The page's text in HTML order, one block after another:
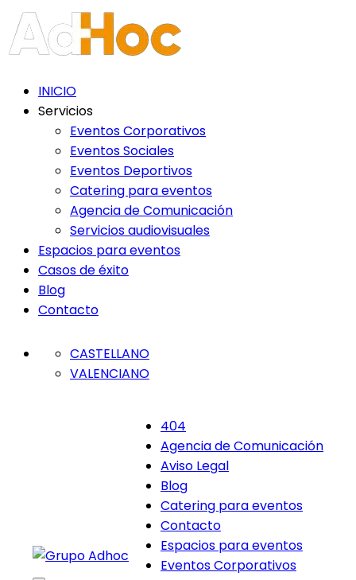
Nota:
este
sitio
incluye
sistema
accesibilidad.
INICIO
Servicios
Eventos Corporativos
Eventos Sociales
Eventos Deportivos
Catering para eventos
Agencia de Comunicación
Servicios audiovisuales
Espacios para eventos
Casos de éxito
Blog
Contacto
CASTELLANO
VALENCIANO
404
Agencia de Comunicación
Aviso Legal
Blog
Catering para eventos
Contacto
Espacios para eventos
Eventos Corporativos